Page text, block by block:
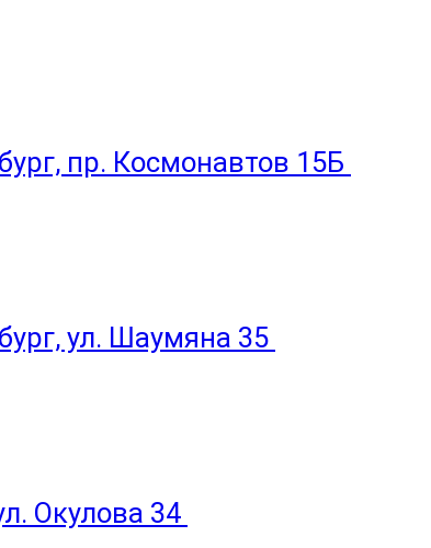
пр. Космонавтов 15Б
ул. Шаумяна 35
Окулова 34